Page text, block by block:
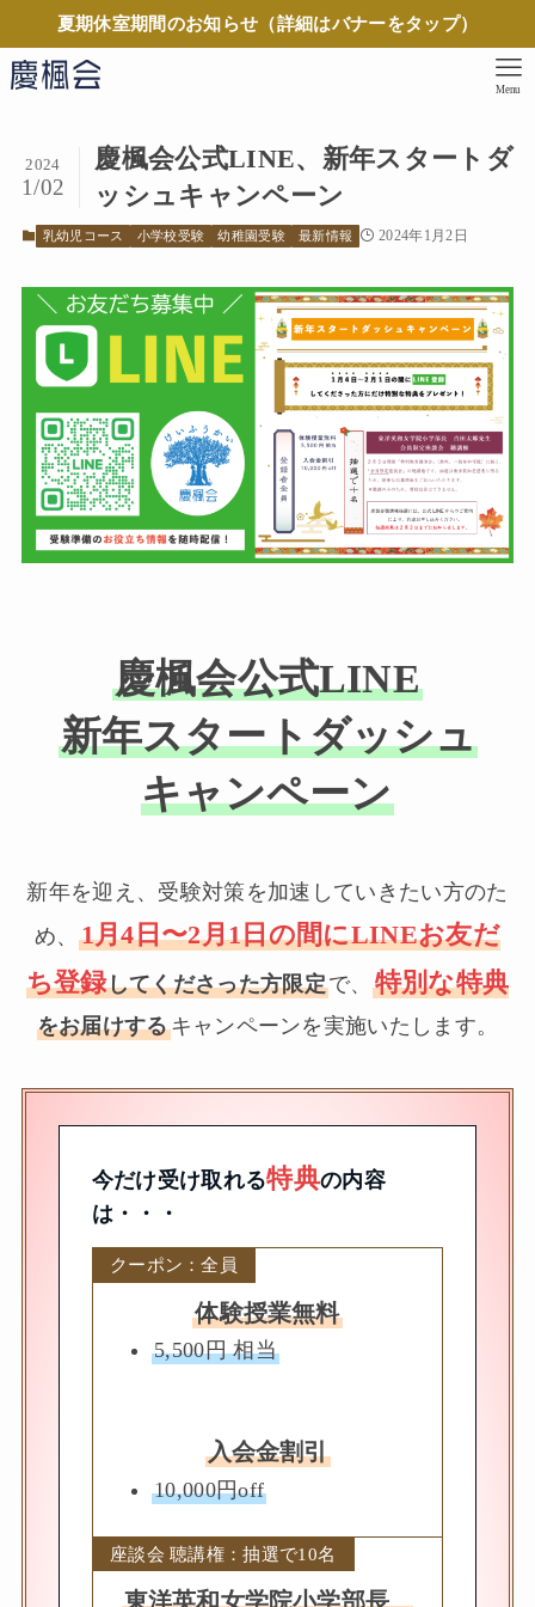
夏期休室期間のお知らせ（詳細はバナーをタップ）
Menu
慶楓会公式LINE、新年スタートダ
ッシュキャンペーン
2024
1/02
乳幼児コース 小学校受験 幼稚園受験 最新情報 2024年1月2日
慶楓会公式LINE
新年スタートダッシュ
キャンペーン
新年を迎え、受験対策を加速していきたい方のた
め、 1月4日〜2月1日の間にLINEお友だ
ち登録してくださった方限定で、 特別な特典
をお届けするキャンペーンを実施いたします。
今だけ受け取れる特典の内容
は・・・
クーポン：全員
体験授業無料
5,500円 相当
入会金割引
10,000円off
座談会 聴講権：抽選で10名
東洋英和女学院小学部長